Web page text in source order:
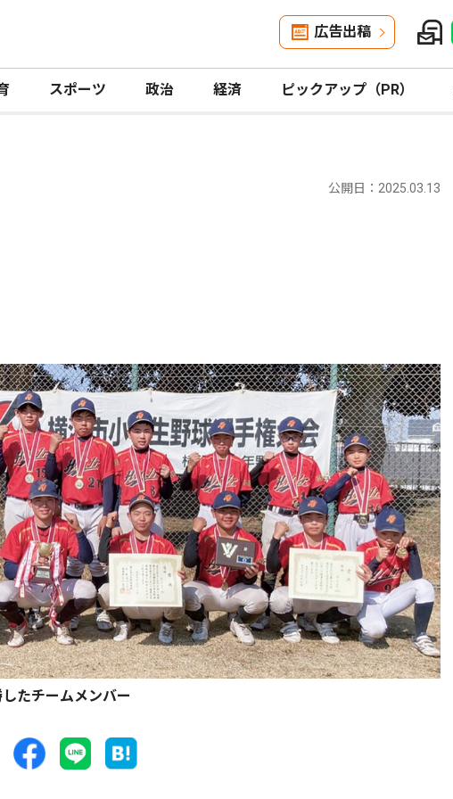
広告出稿
スポーツ 政治 経済 ピックアップ（PR）
公開日：2025.03.13
たチームメンバー